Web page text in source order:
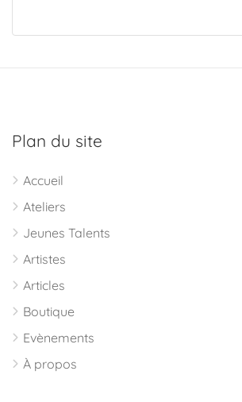
Plan du site
Accueil
Ateliers
Jeunes Talents
Artistes
Articles
Boutique
Evènements
À propos